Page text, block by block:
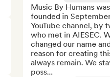
Music By Humans
founded in
YouTube channel, by
who met in AIESEC.
changed our name
reason for creating
always remain. We
poss...